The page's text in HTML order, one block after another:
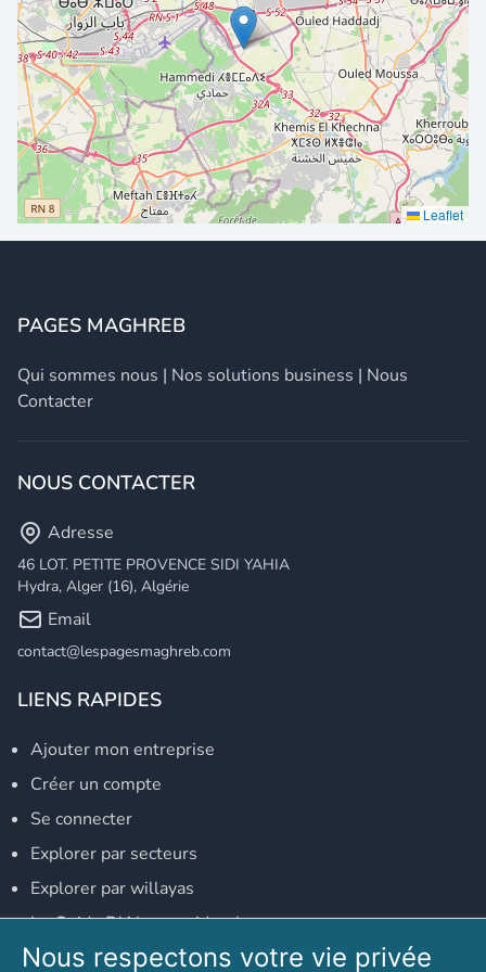
Leaflet
PAGES MAGHREB
Qui sommes nous | Nos solutions business | Nous
Contacter
NOUS CONTACTER
Adresse
46 LOT. PETITE PROVENCE SIDI YAHIA
Hydra, Alger (16), Algérie
Email
contact@lespagesmaghreb.com
LIENS RAPIDES
Ajouter mon entreprise
Créer un compte
Se connecter
Explorer par secteurs
Explorer par willayas
Le Guide D'Alger, guide-alger.com
NOS RÉSEAUX SOCIAUX
Nous respectons votre vie privée